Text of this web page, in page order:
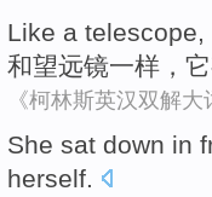
Like a telescope,
和望远镜一样， 它
《柯林斯英汉双解大
She sat down in
herself.